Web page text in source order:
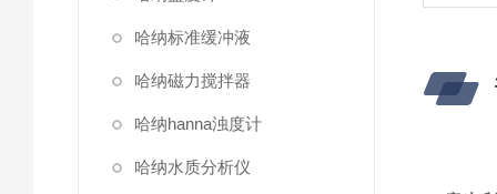
哈纳标准缓冲液
哈纳磁力搅拌器
哈纳hanna浊度计
哈纳水质分析仪